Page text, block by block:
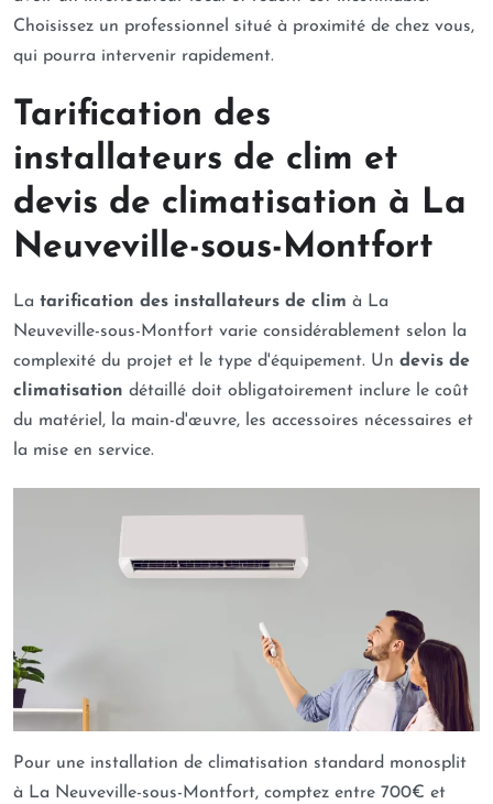
Choisissez un professionnel situé à proximité de chez vous,
qui pourra intervenir rapidement.
Tarification des
installateurs de clim et
devis de climatisation à La
Neuveville-sous-Montfort
La tarification des installateurs de clim à La
Neuveville-sous-Montfort varie considérablement selon la
complexité du projet et le type d'équipement. Un devis de
climatisation détaillé doit obligatoirement inclure le coût
du matériel, la main-d'œuvre, les accessoires nécessaires et
la mise en service.
Pour une installation de climatisation standard monosplit
à La Neuveville-sous-Montfort, comptez entre 700€ et